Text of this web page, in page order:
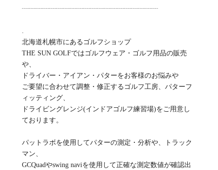
┈┈┈┈┈┈┈┈┈┈┈┈┈┈┈┈┈┈┈┈
北海道札幌市にあるゴルフショップ
THE SUN GOLFではゴルフウェア・ゴルフ用品の販売
や、
ドライバー・アイアン・パターをお客様のお悩みや
ご要望に合わせて調整・修正するゴルフ工房、パターフ
ィッティング、
ドライビングレンジ(インドアゴルフ練習場)をご用意し
ております。
パットラボを使用してパターの測定・分析や、トラック
マン、
GCQuadやswing naviを使用して正確な測定数値が確認出